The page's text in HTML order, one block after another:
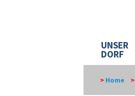
UNSER
DORF
> Home >